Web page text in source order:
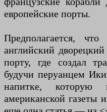
европейские порты.
Предполагается,
английский
порту, где создал
будучи перуанцем
напитке,
американской газеты